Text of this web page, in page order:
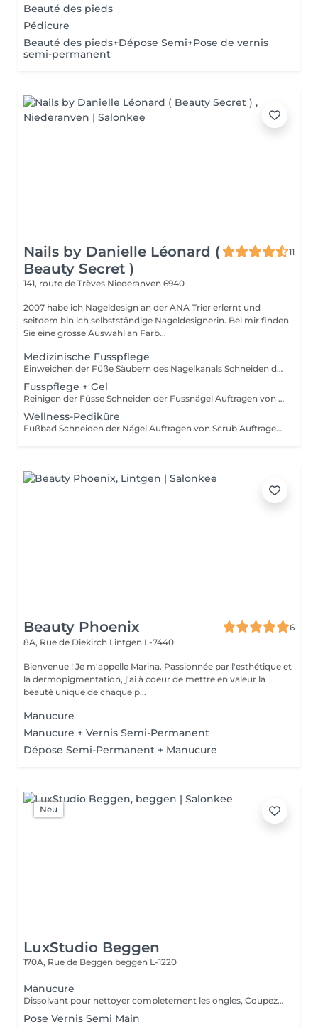
Beauté des pieds
Pédicure
Beauté des pieds+Dépose Semi+Pose de vernis
semi-permanent
Nails by Danielle Léonard (
Beauty Secret )
11
141, route de Trèves Niederanven 6940
2007 habe ich Nageldesign an der ANA Trier erlernt und
seitdem bin ich selbstständige Nageldesignerin. Bei mir finden
Sie eine grosse Auswahl an Farb...
Medizinische Fusspflege
Einweichen der Füße Säubern des Nagelkanals Schneiden der Nägel Ausschneiden von eingewachsenen Nägeln Entfernung Von Hornhaut, Hühnerauge, Risse Creme bei Bedarf Pilzbehandlung
Fusspflege + Gel
Reinigen der Füsse Schneiden der Fussnägel Auftragen von Gel ob in Farbe oder Feiss Hält 2-3 Monate
Wellness-Pediküre
Fußbad Schneiden der Nägel Auftragen von Scrub Auftragen von Mask mit Einwirkungszeit Massage vom Fuß bis zum Bein Creme
Beauty Phoenix
6
8A, Rue de Diekirch Lintgen L-7440
Bienvenue ! Je m'appelle Marina. Passionnée par l'esthétique et
la dermopigmentation, j'ai à coeur de mettre en valeur la
beauté unique de chaque p...
Manucure
Manucure + Vernis Semi-Permanent
Dépose Semi-Permanent + Manucure
Neu
LuxStudio Beggen
170A, Rue de Beggen beggen L-1220
Manucure
Dissolvant pour nettoyer completement les ongles, Coupez et Modelez les ongles avec une lime, Mouillez les mains quelques minutes pour ramollir les cuticules, Pousses les Cuticules avec batone pour repousser doucement vers l'arrière et coupez les excès, Hydratez les Mains avec crème et les cuticules pour maintenir la peau douce, Appliquez une base transparent pour protéger les ongles. Attendez suffisamment de tempos pour sèche.
Pose Vernis Semi Main